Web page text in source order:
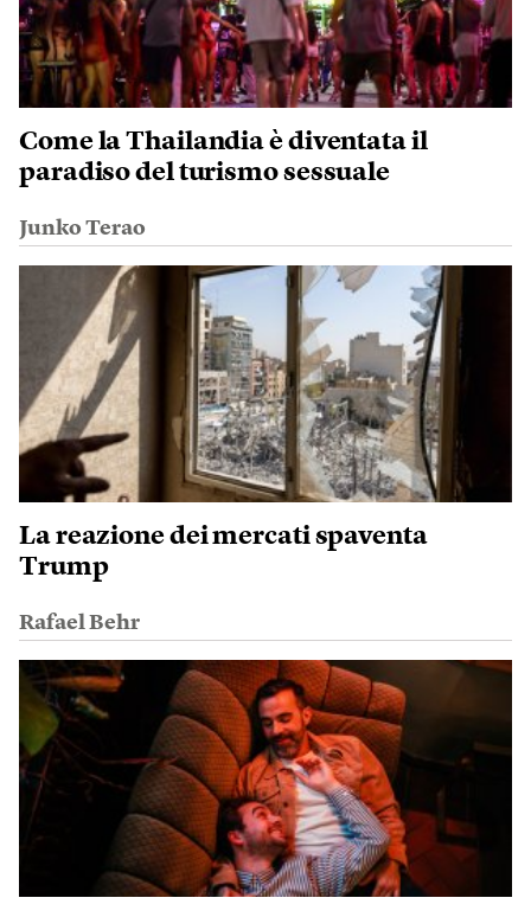
Come la Thailandia è diventata il
paradiso del turismo sessuale
Junko Terao
La reazione dei mercati spaventa
Trump
Rafael Behr